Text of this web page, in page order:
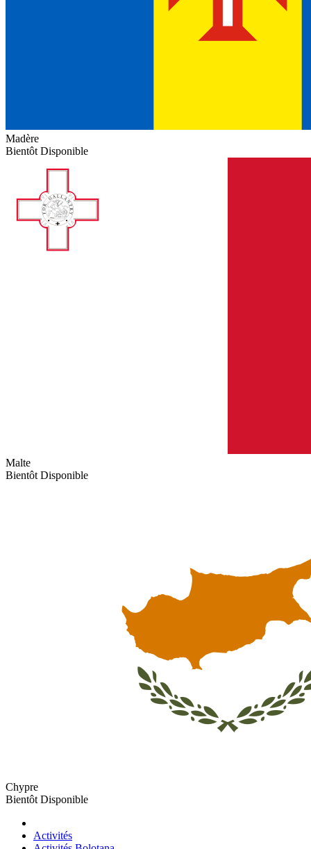
Madère
Bientôt Disponible
Malte
Bientôt Disponible
Chypre
Bientôt Disponible
Activités